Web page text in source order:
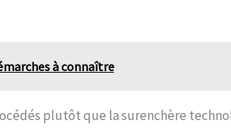
à connaître
plutôt que la surenchère